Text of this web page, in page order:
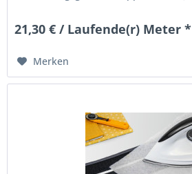
21,30 € / Laufende(r) Meter *
Merken